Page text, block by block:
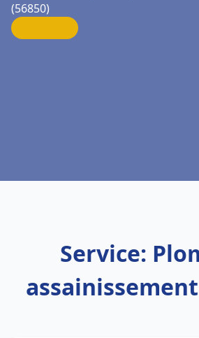
(56850)
Service: